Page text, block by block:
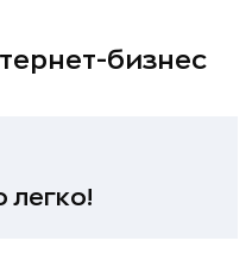
бизнес
легко!